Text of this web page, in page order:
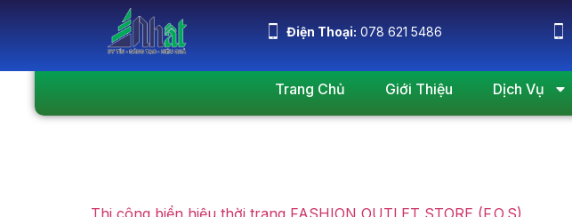
Điện Thoại: 078 621 5486
Trang Chủ Giới Thiệu Dịch Vụ
Thi công biển hiệu thời trang FASHION OUTLET STORE (F.O.S)